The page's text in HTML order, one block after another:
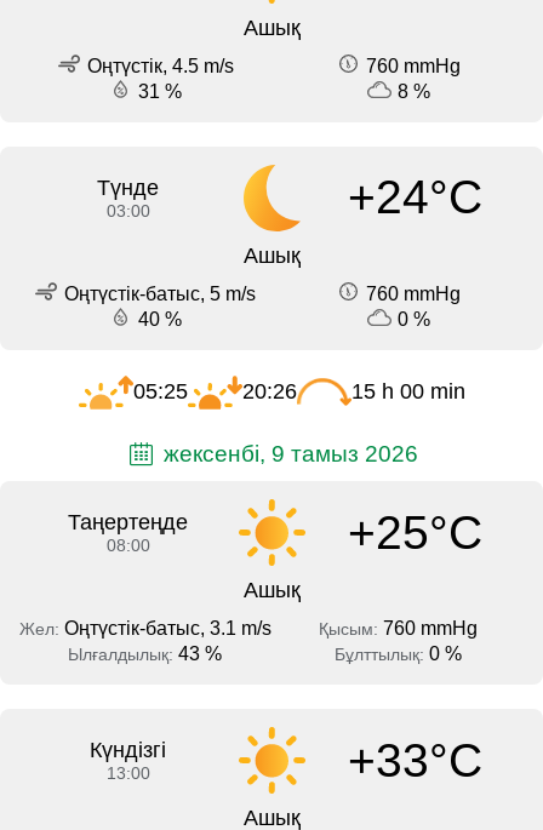
Ашық
Оңтүстік, 4.5 m/s
760 mmHg
31 %
8 %
Түнде
03:00 +24°C
Ашық
Оңтүстік-батыс, 5 m/s
760 mmHg
40 %
0 %
05:25 20:26 15 h 00 min
жексенбі, 9 тамыз 2026
Таңертеңде
08:00 +25°C
Ашық
Жел: Оңтүстік-батыс, 3.1 m/s Қысым: 760 mmHg
Ылғалдылық: 43 % Бұлттылық: 0 %
Күндізгі
13:00 +33°C
Ашық